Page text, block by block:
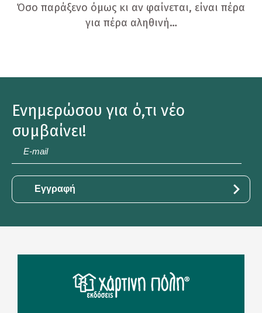
Όσο παράξενο όμως κι αν φαίνεται, είναι πέρα
για πέρα αληθινή…
Ενημερώσου για ό,τι νέο
συμβαίνει!